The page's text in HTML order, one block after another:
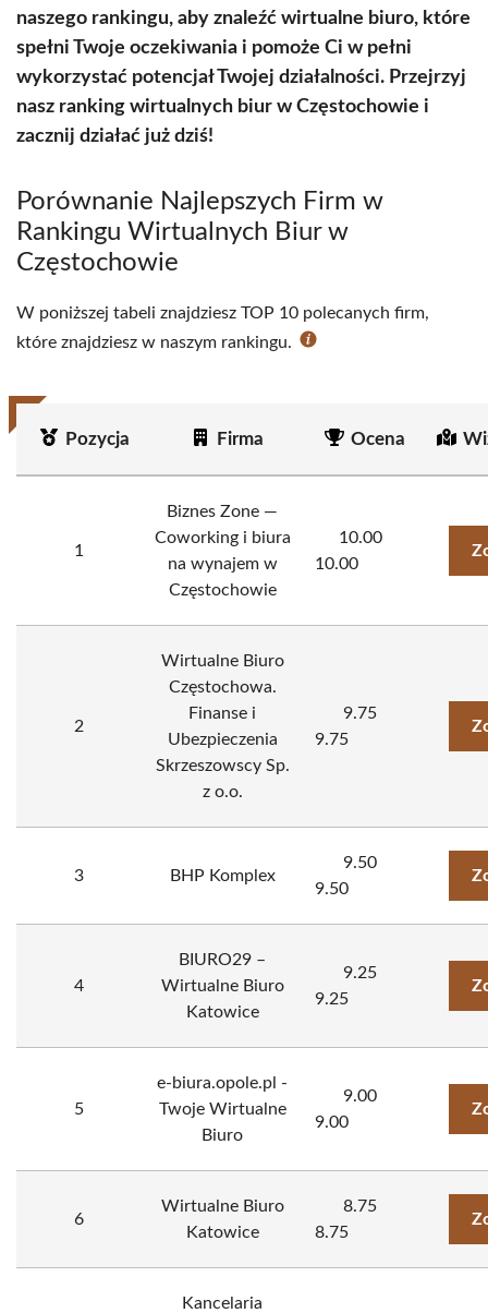
naszego rankingu, aby znaleźć wirtualne biuro, które
spełni Twoje oczekiwania i pomoże Ci w pełni
wykorzystać potencjał Twojej działalności. Przejrzyj
nasz ranking wirtualnych biur w Częstochowie i
zacznij działać już dziś!
Porównanie Najlepszych Firm w
Rankingu Wirtualnych Biur w
Częstochowie
W poniższej tabeli znajdziesz TOP 10 polecanych firm,
które znajdziesz w naszym rankingu.
Pozycja Firma Ocena
1
Biznes Zone —
Coworking i biura
na wynajem w
Częstochowie
10.00
10.00
2
Wirtualne Biuro
Częstochowa.
Finanse i
Ubezpieczenia
Skrzeszowscy Sp.
z o.o.
9.75
9.75
3 BHP Komplex
9.50
9.50
4
BIURO29 –
Wirtualne Biuro
Katowice
9.25
9.25
5
e-biura.opole.pl -
Twoje Wirtualne
Biuro
9.00
9.00
6
Wirtualne Biuro
Katowice
8.75
8.75
Kancelaria